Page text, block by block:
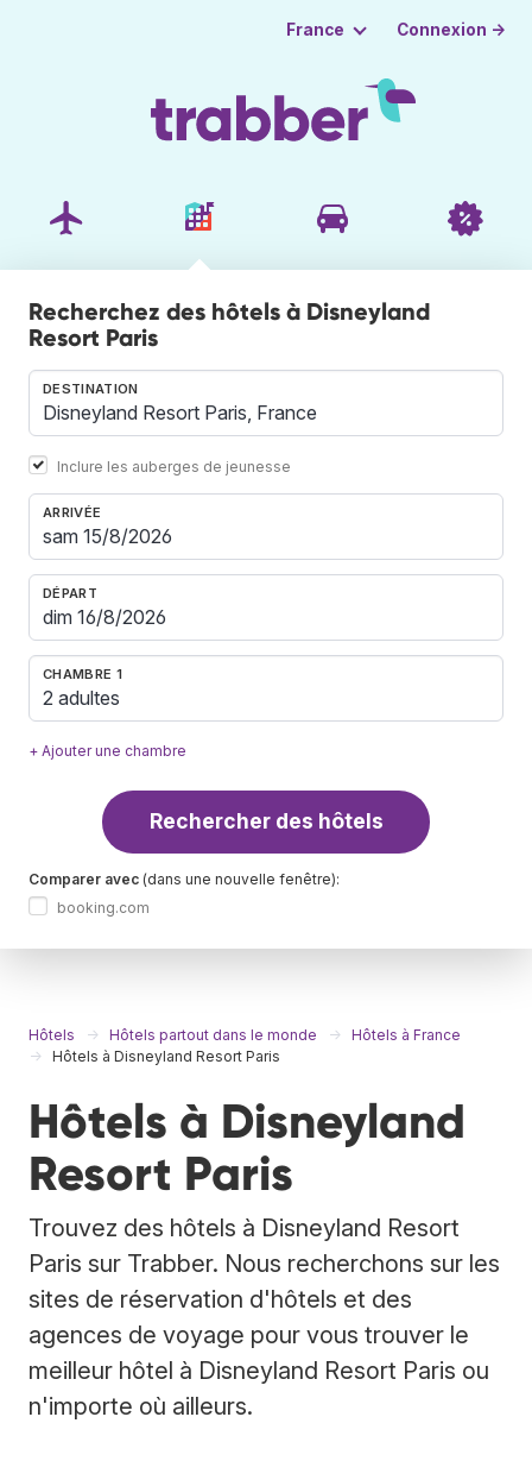
France Connexion →
Recherchez des hôtels à Disneyland
Resort Paris
DESTINATION
Inclure les auberges de jeunesse
ARRIVÉE
DÉPART
CHAMBRE 1
2 adultes
+ Ajouter une chambre
Rechercher des hôtels
Comparer avec (dans une nouvelle fenêtre):
booking.com
Hôtels Hôtels partout dans le monde
Hôtels à France
Hôtels à Disneyland Resort Paris
Hôtels à Disneyland
Resort Paris
Trouvez des hôtels à Disneyland Resort
Paris sur Trabber. Nous recherchons sur les
sites de réservation d'hôtels et des
agences de voyage pour vous trouver le
meilleur hôtel à Disneyland Resort Paris ou
n'importe où ailleurs.